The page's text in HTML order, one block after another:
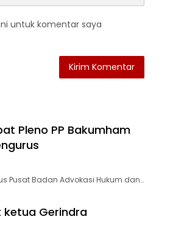
untuk komentar saya
Pleno PP Bakumham
Pusat Badan Advokasi Hukum dan…
ketua Gerindra